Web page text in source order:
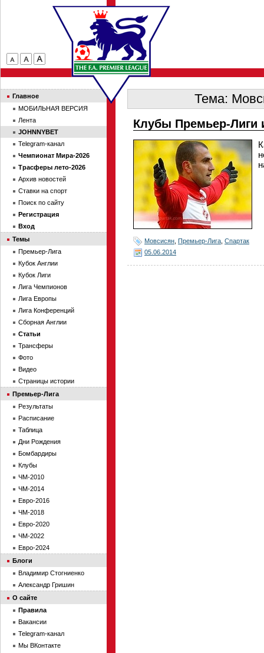
Тема:
Клубы Премьер-Лиги
Мовсисян Премьер-Лига Спартак
05.06.2014
Главное
МОБИЛЬНАЯ ВЕРСИЯ
Лента
JOHNNYBET
Telegram-канал
Чемпионат Мира-2026
Трасферы лето-2026
Архив новостей
Ставки на спорт
Поиск по сайту
Регистрация
Вход
Темы
Премьер-Лига
Кубок Англии
Кубок Лиги
Лига Чемпионов
Лига Европы
Лига Конференций
Сборная Англии
Статьи
Трансферы
Фото
Видео
Страницы истории
Премьер-Лига
Результаты
Расписание
Таблица
Дни Рождения
Бомбардиры
Клубы
ЧМ-2010
ЧМ-2014
Евро-2016
ЧМ-2018
Евро-2020
ЧМ-2022
Евро-2024
Блоги
Владимир Стогниенко
Александр Гришин
О сайте
Правила
Вакансии
Telegram-канал
Мы ВКонтакте